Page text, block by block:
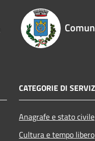
CATEGORIE DI
Anagrafe e stato civile
Cultura e tempo libero